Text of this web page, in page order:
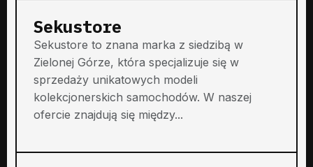
Sekustore
Sekustore to znana marka z siedzibą w
Zielonej Górze, która specjalizuje się w
sprzedaży unikatowych modeli
kolekcjonerskich samochodów. W naszej
ofercie znajdują się między...